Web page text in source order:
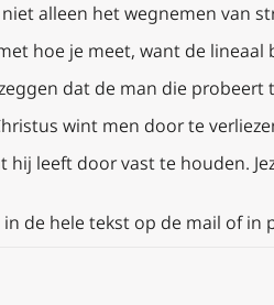
alleen het wegnemen van
hoe je meet, want de
dat de man die
wint men door te
hij leeft door vast te houden.
de hele tekst op de mail of in